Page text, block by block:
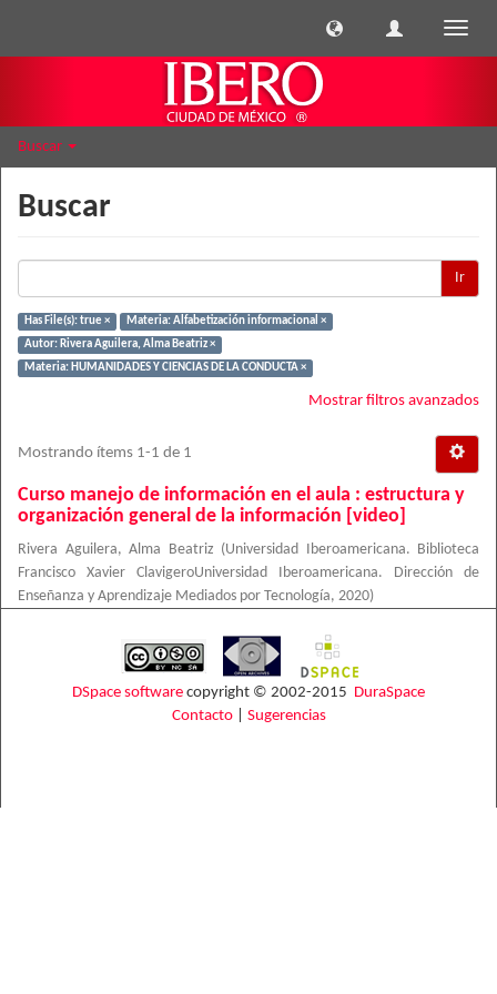
Buscar
Buscar
Ir
Has File(s): true ×
Materia: Alfabetización informacional ×
Autor: Rivera Aguilera, Alma Beatriz ×
Materia: HUMANIDADES Y CIENCIAS DE LA CONDUCTA ×
Mostrar filtros avanzados
Mostrando ítems 1-1 de 1
Curso manejo de información en el aula : estructura y
organización general de la información [video]
Rivera Aguilera, Alma Beatriz (Universidad Iberoamericana. Biblioteca
Francisco Xavier ClavigeroUniversidad Iberoamericana. Dirección de
Enseñanza y Aprendizaje Mediados por Tecnología, 2020)
DSpace software copyright © 2002-2015 DuraSpace
Contacto| Sugerencias